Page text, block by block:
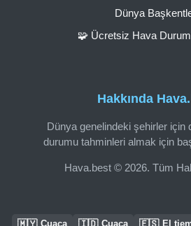
Hakkında
Dünya genelindeki şehirler için
durumu tahminleri almak için
Hava.best © 2026. Tüm
Dünya
🧩 Ücretsiz Hava
🇲🇾 Cuaca 🇮🇩 Cuaca 🇪🇸 El